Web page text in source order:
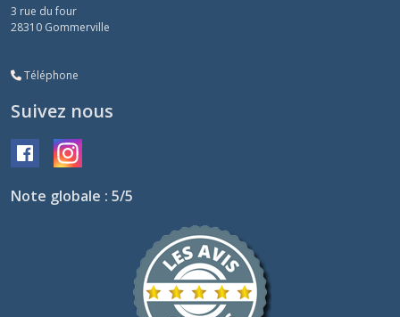
3 rue du four
28310 Gommerville
Téléphone
Suivez nous
Note globale : 5/5